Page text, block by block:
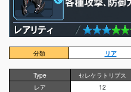
分類 リア
Type セレケラトリプス
レア
12